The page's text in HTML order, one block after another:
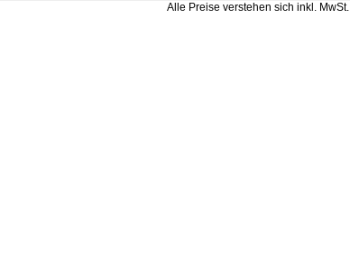
Alle Preise verstehen sich inkl. MwSt.